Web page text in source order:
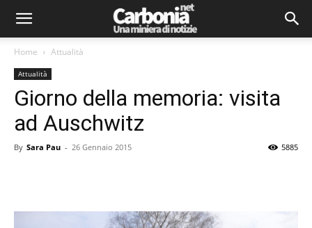
Home Attualità
Attualità
Giorno della memoria: visita
ad Auschwitz
By Sara Pau - 26 Gennaio 2015 5885